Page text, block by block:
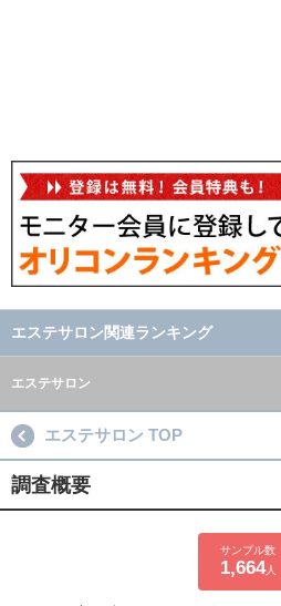
エステサロン関連ランキング
エステサロン
エステサロン TOP
調査概要
サンプル数
1,664人